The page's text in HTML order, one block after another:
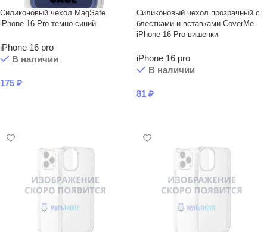
Силиконовый чехол MagSafe
iPhone 16 Pro темно-синий
iPhone 16 pro
В наличии
175 ₽
Силиконовый чехол прозрачный с
блестками и вставками CoverMe
iPhone 16 Pro вишенки
iPhone 16 pro
В наличии
81 ₽